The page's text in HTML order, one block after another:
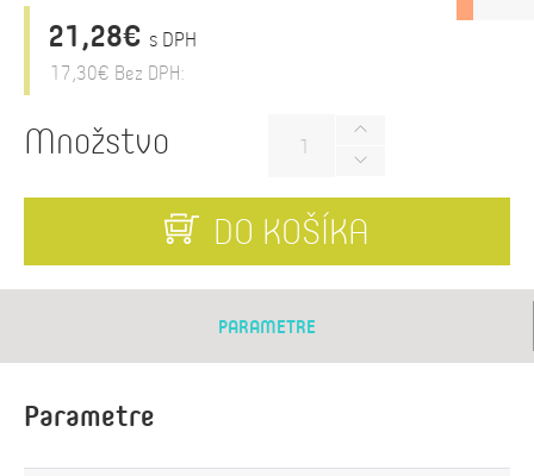
21,28€ s DPH
17,30€ Bez DPH:
Množstvo
DO KOŠÍKA
PARAMETRE
Parametre